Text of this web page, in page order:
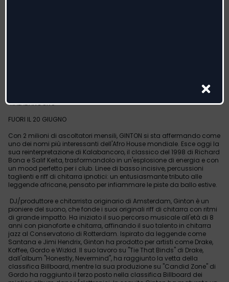
"KALABANCORO"
FUORI IL 20 GIUGNO
Con 2 milioni di ascoltatori mensili, GINTON si sta affermando come
uno dei nomi più interessanti dell'Afro House mondiale. Esce oggi la
sua reinterpretazione di Kalabancoro, il classico del 1998 di Richard
Bona e Salif Keita, trasformandolo in un'esplosione di energia e con
un mood perfetto per i club. Linee di basso incisive, percussioni
taglienti e riff di chitarra ipnotici: un entusiasmante tributo alle
leggende africane, pensato per infiammare le piste da ballo estive.
DJ/produttore e chitarrista originario di Amsterdam, Ginton è un
pioniere del suono, che fonde i suoi originali riff di chitarra con ritmi
di grande impatto. Ha iniziato il suo percorso musicale all'età di 8
anni con pianoforte e chitarra, affinando il suo talento in chitarra
jazz al Conservatorio di Rotterdam. Ispirato da leggende come
Santana e Jimi Hendrix, Ginton ha prodotto per artisti come Drake,
Koffee, Gordo e Wizkid. Il suo lavoro su "Tie That Binds" di Drake,
dall'album "Honestly, Nevermind", ha raggiunto la vetta della
classifica Billboard, mentre la sua produzione su "Candid Zone" di
Gordo ha raggiunto il terzo posto nella classifica Billboard dei